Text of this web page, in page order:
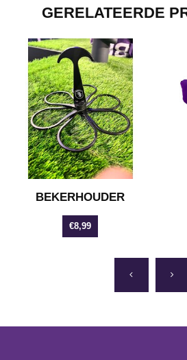
GERELATEERDE
BEKERHOUDER
€8,99